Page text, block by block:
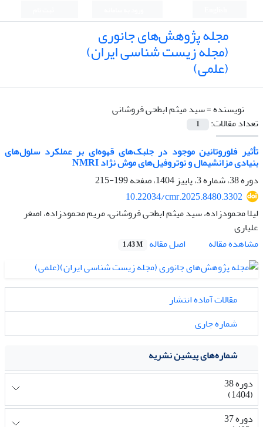
مجله پژوهش‌های جانوری
(مجله زیست شناسی ایران)
(علمی)
نویسنده =سید میثم ابطحی فروشانی
تعداد مقالات:
1
تأثیر فلوروتانین موجود در جلبک‌های قهوه‌ای بر عملکرد سلول‌های
بنیادی مزانشیمال و نوتروفیل‌های موش نژاد NMRI
دوره 38، شماره 3، پاییز 1404، صفحه
199-215
10.22034/cmr.2025.8480.3302
لیلا محمودزاده، سید میثم ابطحی فروشانی، مریم محمودزاده، اصغر
علیاری
مشاهده مقاله
اصل مقاله 1.43 M
مقالات آماده انتشار
شماره جاری
شماره‌های پیشین نشریه
دوره 38
(1404)
دوره 37